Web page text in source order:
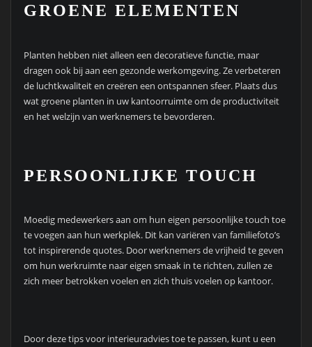
GROENE ELEMENTEN
Planten hebben niet alleen een decoratieve functie, maar
dragen ook bij aan een gezonde werkomgeving. Ze verbeteren
de luchtkwaliteit en creëren een ontspannen sfeer. Plaats dus
wat groene planten in uw kantoorruimte om de productiviteit
en het welzijn van werknemers te bevorderen.
PERSOONLIJKE TOUCH
Moedig medewerkers aan om hun eigen persoonlijke touch toe
te voegen aan hun werkplek. Dit kan variëren van familiefoto’s
tot inspirerende quotes. Door werknemers de vrijheid te geven
om hun werkruimte naar eigen smaak in te richten, zullen ze
zich meer betrokken voelen en zich thuis voelen op kantoor.
Door deze tips voor interieuradvies toe te passen, kunt u een